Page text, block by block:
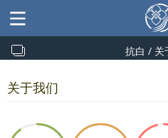
抗白 / 关
关于我们